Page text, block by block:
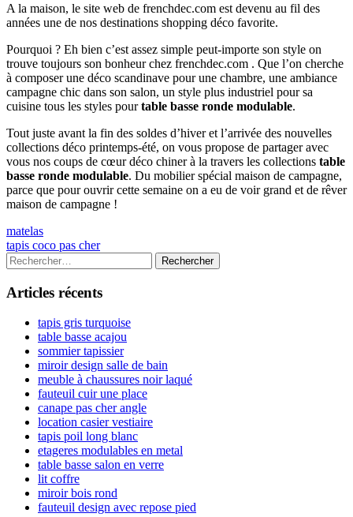
A la maison, le site web de frenchdec.com est devenu au fil des
années une de nos destinations shopping déco favorite.
Pourquoi ? Eh bien c’est assez simple peut-importe son style on
trouve toujours son bonheur chez frenchdec.com . Que l’on cherche
à composer une déco scandinave pour une chambre, une ambiance
campagne chic dans son salon, un style plus industriel pour sa
cuisine tous les styles pourtable basse ronde modulable.
Tout juste avant la fin des soldes d’hiver et l’arrivée des nouvelles
collections déco printemps-été, on vous propose de partager avec
vous nos coups de cœur déco chiner à la travers les collections table
basse ronde modulable. Du mobilier spécial maison de campagne,
parce que pour ouvrir cette semaine on a eu de voir grand et de rêver
maison de campagne !
Navigation
de
l’article
Previous
article:
matelas
Next
article:
tapis coco pas cher
Colonne
latérale
principale
Rechercher :
Articles récents
tapis gris turquoise
table basse acajou
sommier tapissier
miroir design salle de bain
meuble à chaussures noir laqué
fauteuil cuir une place
canape pas cher angle
location casier vestiaire
tapis poil long blanc
etageres modulables en metal
table basse salon en verre
lit coffre
miroir bois rond
fauteuil design avec repose pied